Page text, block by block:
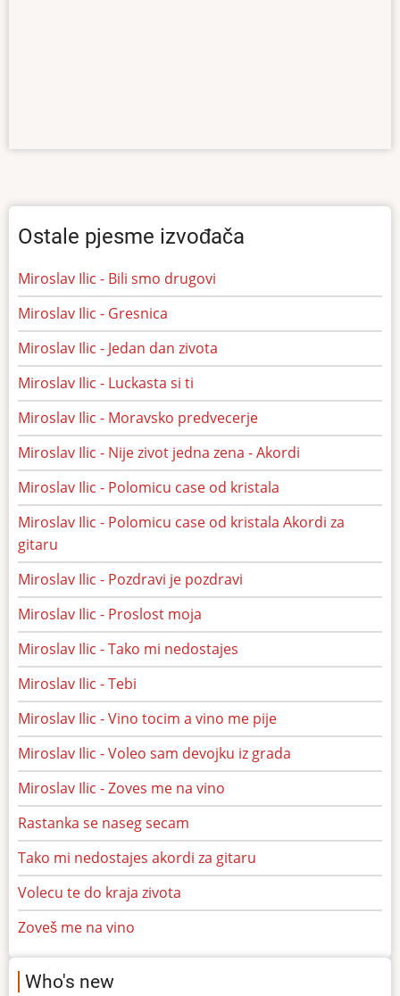
Ostale pjesme izvođača
Miroslav Ilic - Bili smo drugovi
Miroslav Ilic - Gresnica
Miroslav Ilic - Jedan dan zivota
Miroslav Ilic - Luckasta si ti
Miroslav Ilic - Moravsko predvecerje
Miroslav Ilic - Nije zivot jedna zena - Akordi
Miroslav Ilic - Polomicu case od kristala
Miroslav Ilic - Polomicu case od kristala Akordi za
gitaru
Miroslav Ilic - Pozdravi je pozdravi
Miroslav Ilic - Proslost moja
Miroslav Ilic - Tako mi nedostajes
Miroslav Ilic - Tebi
Miroslav Ilic - Vino tocim a vino me pije
Miroslav Ilic - Voleo sam devojku iz grada
Miroslav Ilic - Zoves me na vino
Rastanka se naseg secam
Tako mi nedostajes akordi za gitaru
Volecu te do kraja zivota
Zoveš me na vino
Who's new